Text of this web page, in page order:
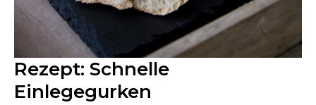
Rezept: Schnelle
Einlegegurken